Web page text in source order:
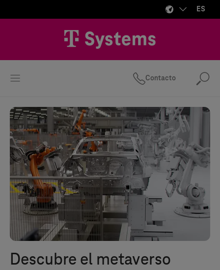
ES
Contacto
Descubre el metaverso